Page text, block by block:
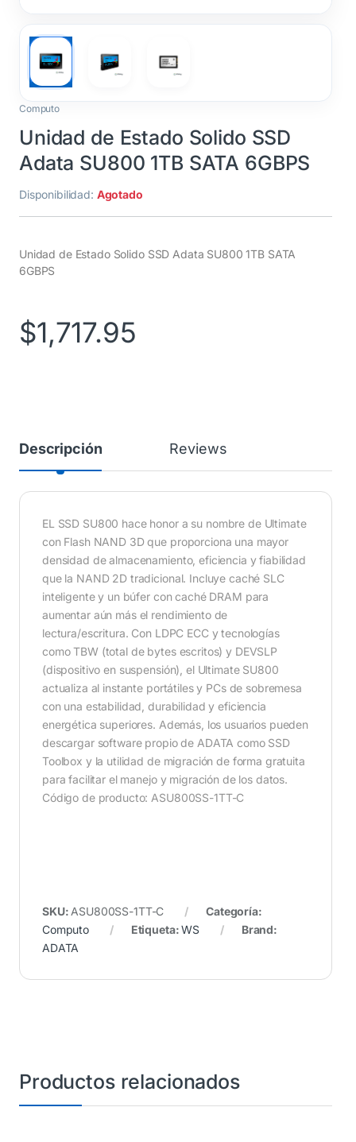
Computo
Unidad de Estado Solido SSD
Adata SU800 1TB SATA 6GBPS
Disponibilidad: Agotado
Unidad de Estado Solido SSD Adata SU800 1TB SATA
6GBPS
$1,717.95
Descripción Reviews
EL SSD SU800 hace honor a su nombre de Ultimate
con Flash NAND 3D que proporciona una mayor
densidad de almacenamiento, eficiencia y fiabilidad
que la NAND 2D tradicional. Incluye caché SLC
inteligente y un búfer con caché DRAM para
aumentar aún más el rendimiento de
lectura/escritura. Con LDPC ECC y tecnologías
como TBW (total de bytes escritos) y DEVSLP
(dispositivo en suspensión), el Ultimate SU800
actualiza al instante portátiles y PCs de sobremesa
con una estabilidad, durabilidad y eficiencia
energética superiores. Además, los usuarios pueden
descargar software propio de ADATA como SSD
Toolbox y la utilidad de migración de forma gratuita
para facilitar el manejo y migración de los datos.
Código de producto: ASU800SS-1TT-C
SKU: ASU800SS-1TT-C
Categoría:
Computo
Etiqueta:WS
Brand:
ADATA
Productos relacionados